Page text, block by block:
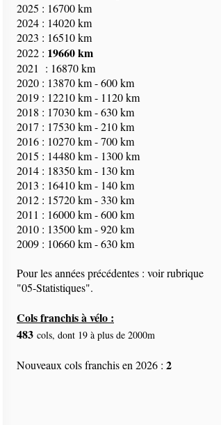
2025 : 16700 km
2024 : 14020 km
2023 : 16510 km
2022 : 19660 km
2021 : 16870 km
2020 : 13870 km - 600 km
2019 : 12210 km - 1120 km
2018 : 17030 km - 630 km
2017 : 17530 km - 210 km
2016 : 10270 km - 700 km
2015 : 14480 km - 1300 km
2014 : 18350km- 130 km
2013 : 16410 km - 140 km
2012 : 15720 km - 330 km
2011 : 16000 km - 600 km
2010 : 13500 km - 920 km
2009 : 10660 km - 630 km
Pour les années précédentes : voir rubrique
"05-Statistiques".
Cols franchis à vélo :
483 cols, dont 19 à plus de 2000m
Nouveaux cols franchis en 2026 : 2